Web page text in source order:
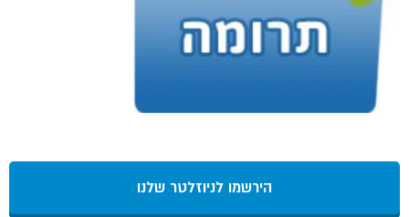
הירשמו לניוזלטר שלנו